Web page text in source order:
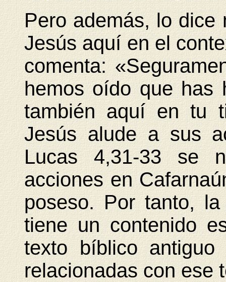
Pero además, lo dice
Jesús aquí en el
comenta:
hemos oído que has
también aquí en tu
Jesús alude a sus
Lucas 4,31-33 se
acciones en
poseso. Por tanto,
tiene un contenido
texto bíblico
relacionadas con ese